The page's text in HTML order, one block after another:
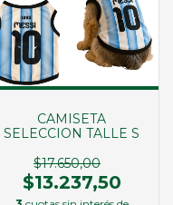
CAMISETA
SELECCION TALLE S
$17.650,00
$13.237,50